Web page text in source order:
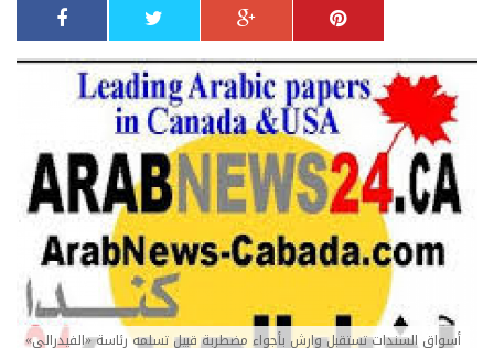
أسواق السندات تستقبل وارش بأجواء مضطربة قبيل تسلمه رئاسة «الفيدرالي»